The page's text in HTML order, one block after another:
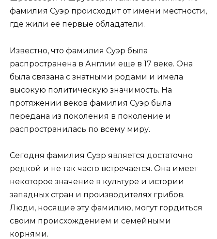
фамилия Суэр происходит от имени местности,
где жили её первые обладатели.
Известно, что фамилия Суэр была
распространена в Англии еще в 17 веке. Она
была связана с знатными родами и имела
высокую политическую значимость. На
протяжении веков фамилия Суэр была
передана из поколения в поколение и
распространилась по всему миру.
Сегодня фамилия Суэр является достаточно
редкой и не так часто встречается. Она имеет
некоторое значение в культуре и истории
западных стран и производителях грибов.
Люди, носящие эту фамилию, могут гордиться
своим происхождением и семейными
корнями.